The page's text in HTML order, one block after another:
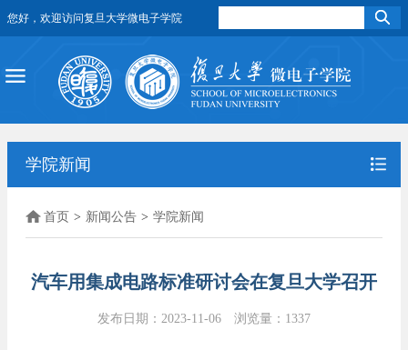
您好，欢迎访问复旦大学微电子学院
学院新闻
首页 > 新闻公告 > 学院新闻
汽车用集成电路标准研讨会在复旦大学召开
发布日期：2023-11-06 浏览量： 1337